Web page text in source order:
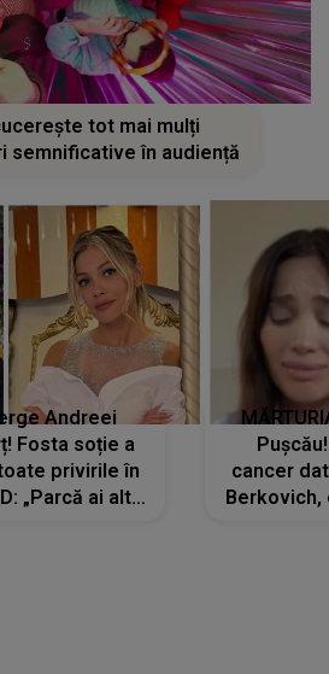
tot mai mulți
semnificative în audiență
Andreei
Fosta soție a
privirile în
„Parcă ai altă
cancer
Berkovich,